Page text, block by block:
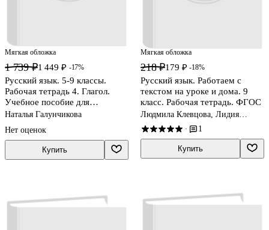
Мягкая обложка
1 739 ₽1 449 ₽ -17%
Русский язык. 5-9 классы.
Рабочая тетрадь 4. Глагол.
Учебное пособие для
общеобразовательных
адаптированные основные
общеобразовательные
программы
Наталья Галунчикова
Нет оценок
Купить
Мягкая обложка
218 ₽179 ₽ -18%
Русский язык. Работаем с
текстом на уроке и дома. 9
класс. Рабочая тетрадь. ФГОС
Людмила Клевцова, Лидия
Шубукина
· 1
Купить